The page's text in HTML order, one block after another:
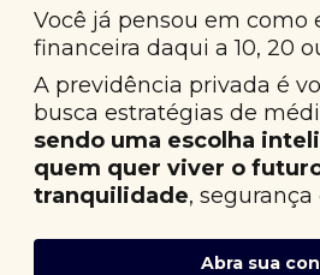
Você já pensou em como
financeira daqui a 10, 20
A previdência privada é
busca estratégias de
sendo uma escolha
quem quer viver o
tranquilidade,
Abra sua